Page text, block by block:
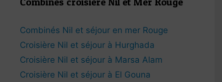
Combinés Nil et séjour en mer Rouge
Croisière Nil et séjour à Hurghada
Croisière Nil et séjour à Marsa Alam
Croisière Nil et séjour à El Gouna